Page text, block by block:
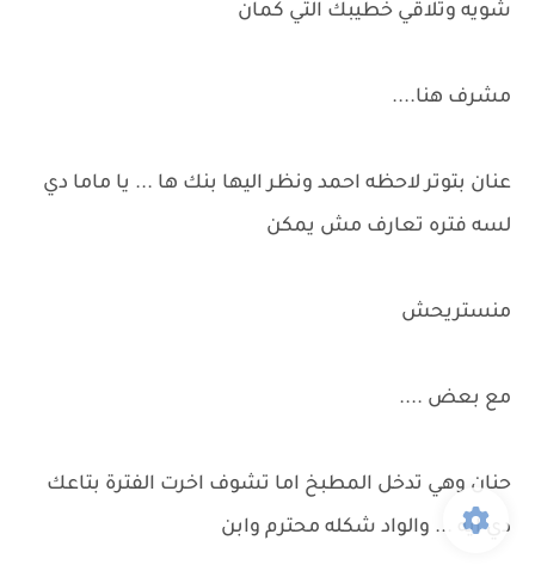
شويه وتلاقي خطيبك التي كمان
مشرف هنا....
عنان بتوتر لاحظه احمد ونظر اليها بنك ها ... يا ماما دي
لسه فتره تعارف مش يمكن
منستريحش
مع بعض ....
حنان وهي تدخل المطبخ اما تشوف اخرت الفترة بتاعك
دي ايه ... والواد شكله محترم وابن